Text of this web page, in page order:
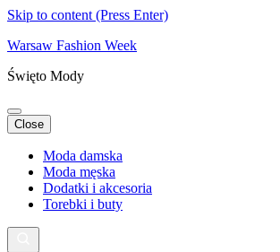
Skip to content (Press Enter)
Warsaw Fashion Week
Święto Mody
Close
Moda damska
Moda męska
Dodatki i akcesoria
Torebki i buty